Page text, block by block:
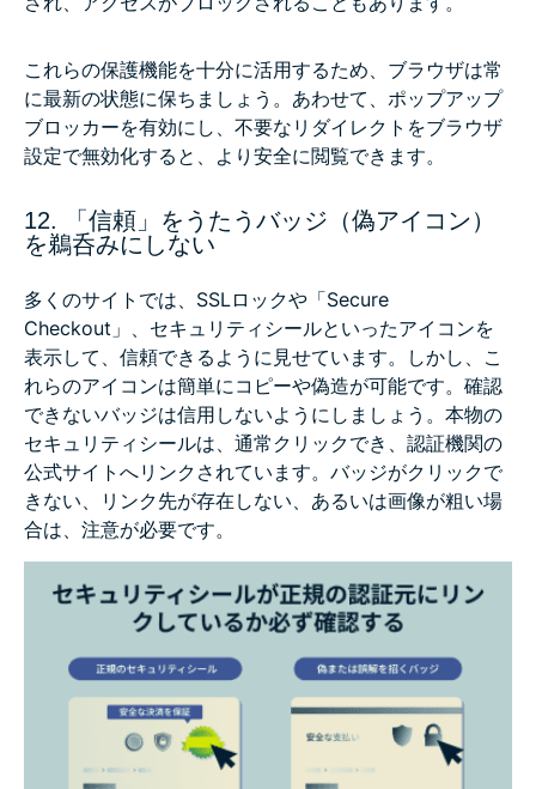
これらの保護機能を十分に活用するため、ブラウザは常
に最新の状態に保ちましょう。あわせて、ポップアップ
ブロッカーを有効にし、不要なリダイレクトをブラウザ
設定で無効化すると、より安全に閲覧できます。
12. 「信頼」をうたうバッジ（偽アイコン）
を鵜呑みにしない
多くのサイトでは、SSLロックや「Secure
Checkout」、セキュリティシールといったアイコンを
表示して、信頼できるように見せています。しかし、こ
れらのアイコンは簡単にコピーや偽造が可能です。確認
できないバッジは信用しないようにしましょう。本物の
セキュリティシールは、通常クリックでき、認証機関の
公式サイトへリンクされています。バッジがクリックで
きない、リンク先が存在しない、あるいは画像が粗い場
合は、注意が必要です。